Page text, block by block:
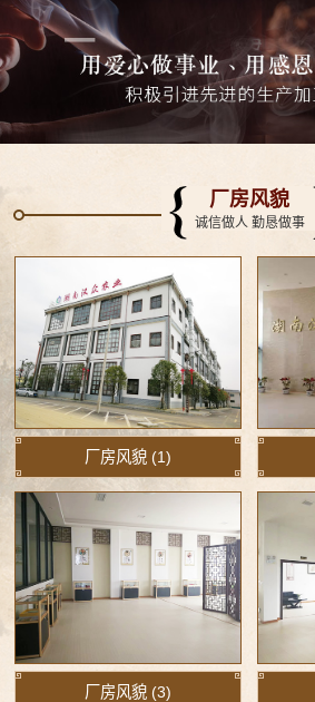
厂房风貌
诚信做人 勤恳做事
厂房风貌 (1)
厂房风貌 (3)